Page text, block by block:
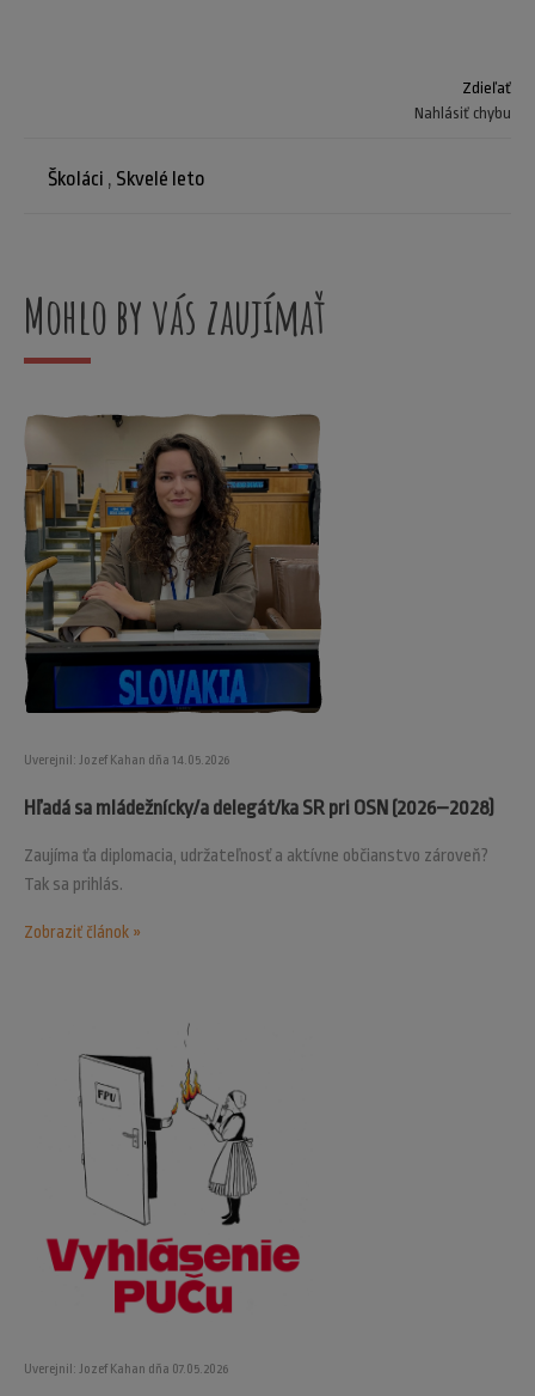
Zdieľať
Nahlásiť chybu
Školáci , Skvelé leto
Mohlo by vás zaujímať
Uverejnil: Jozef Kahan dňa 14.05.2026
Hľadá sa mládežnícky/a delegát/ka SR pri OSN (2026–2028)
Zaujíma ťa diplomacia, udržateľnosť a aktívne občianstvo zároveň?
Tak sa prihlás.
Zobraziť článok »
Uverejnil: Jozef Kahan dňa 07.05.2026